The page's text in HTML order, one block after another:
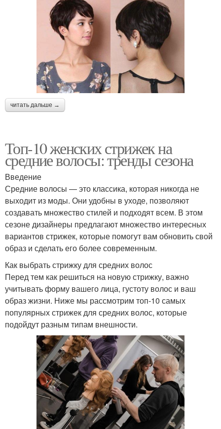
читать дальше →
Топ-10 женских стрижек на
средние волосы: тренды сезона
Введение
Средние волосы — это классика, которая никогда не
выходит из моды. Они удобны в уходе, позволяют
создавать множество стилей и подходят всем. В этом
сезоне дизайнеры предлагают множество интересных
вариантов стрижек, которые помогут вам обновить свой
образ и сделать его более современным.
Как выбрать стрижку для средних волос
Перед тем как решиться на новую стрижку, важно
учитывать форму вашего лица, густоту волос и ваш
образ жизни. Ниже мы рассмотрим топ-10 самых
популярных стрижек для средних волос, которые
подойдут разным типам внешности.